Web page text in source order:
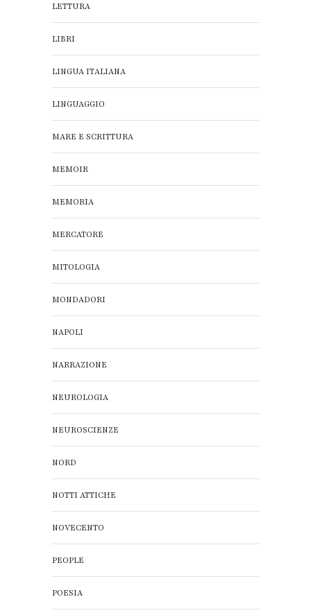
LETTURA
LIBRI
LINGUA ITALIANA
LINGUAGGIO
MARE E SCRITTURA
MEMOIR
MEMORIA
MERCATORE
MITOLOGIA
MONDADORI
NAPOLI
NARRAZIONE
NEUROLOGIA
NEUROSCIENZE
NORD
NOTTI ATTICHE
NOVECENTO
PEOPLE
POESIA